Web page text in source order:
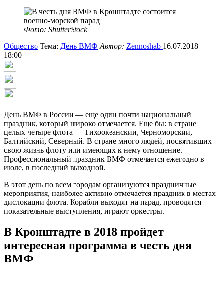
Фото: ShutterStock
Общество Тема: День ВМФ Автор: Zennoshab 16.07.2018
18:00
День ВМФ в России — еще один почти национальный
праздник, который широко отмечается. Еще бы: в стране
целых четыре флота — Тихоокеанский, Черноморский,
Балтийский, Северный. В стране много людей, посвятивших
свою жизнь флоту или имеющих к нему отношение.
Профессиональный праздник ВМФ отмечается ежегодно в
июле, в последний выходной.
В этот день по всем городам организуются праздничные
мероприятия, наиболее активно отмечается праздник в местах
дислокации флота. Корабли выходят на парад, проводятся
показательные выступления, играют оркестры.
В Кронштадте в 2018 пройдет
интересная программа в честь дня
ВМФ